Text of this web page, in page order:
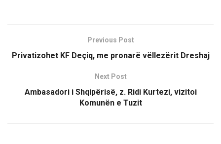
Previous Post
Privatizohet KF Deçiq, me pronarë vëllezërit Dreshaj
Next Post
Ambasadori i Shqipërisë, z. Ridi Kurtezi, vizitoi
Komunën e Tuzit